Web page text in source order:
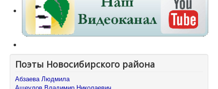
Поэты Новосибирского района
Абзаева Людмила